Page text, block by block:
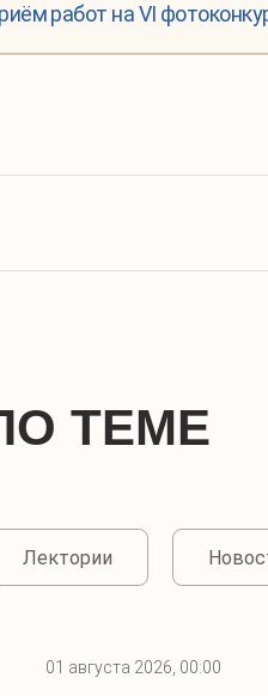
работ на VI
ТЕМЕ
Лектории
01 августа 2026, 00:00